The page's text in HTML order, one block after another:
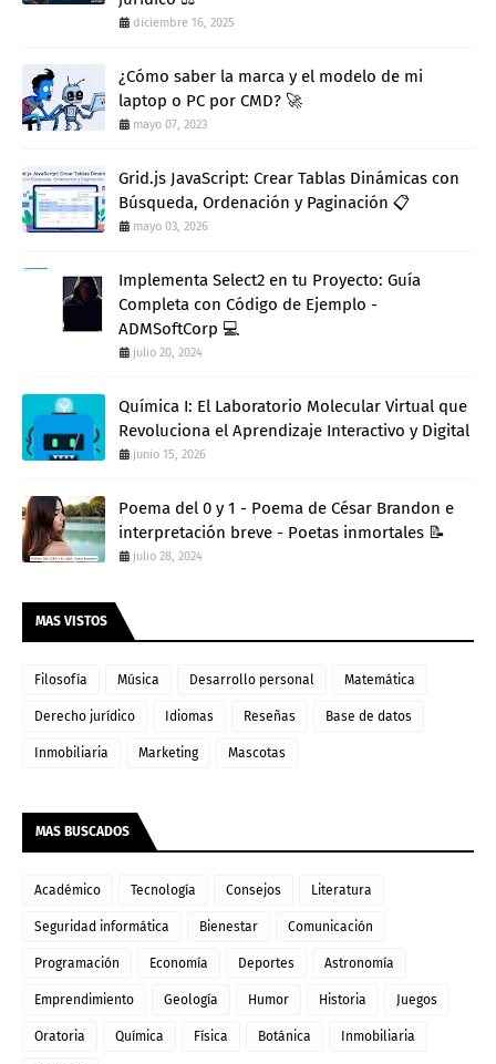
diciembre 16, 2025
¿Cómo saber la marca y el modelo de mi
laptop o PC por CMD? 🚀
mayo 07, 2023
Grid.js JavaScript: Crear Tablas Dinámicas con
Búsqueda, Ordenación y Paginación 📋
mayo 03, 2026
Implementa Select2 en tu Proyecto: Guía
Completa con Código de Ejemplo -
ADMSoftCorp 💻
julio 20, 2024
Química I: El Laboratorio Molecular Virtual que
Revoluciona el Aprendizaje Interactivo y Digital
junio 15, 2026
Poema del 0 y 1 - Poema de César Brandon e
interpretación breve - Poetas inmortales 📝
julio 28, 2024
MAS VISTOS
Filosofía Música Desarrollo personal Matemática
Derecho jurídico Idiomas Reseñas Base de datos
Inmobiliaria Marketing Mascotas
MAS BUSCADOS
Académico Tecnología Consejos Literatura
Seguridad informática Bienestar Comunicación
Programación Economía Deportes Astronomía
Emprendimiento Geología Humor Historia Juegos
Oratoria Química Física Botánica Inmobiliaria